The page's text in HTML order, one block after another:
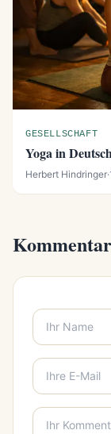
GESELLSCHAFT
Yoga in
Herbert Hindringer·